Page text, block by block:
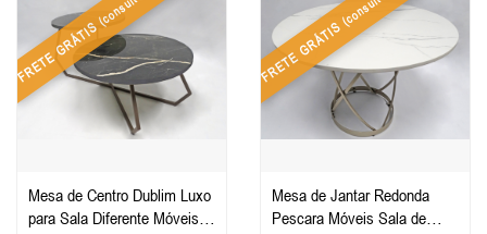
FRETE GRÁTIS
Mesa de Centro Dublim Luxo
para Sala Diferente Móveis
FRETE GRÁTIS
Mesa de Jantar Redonda
Pescara Móveis Sala de